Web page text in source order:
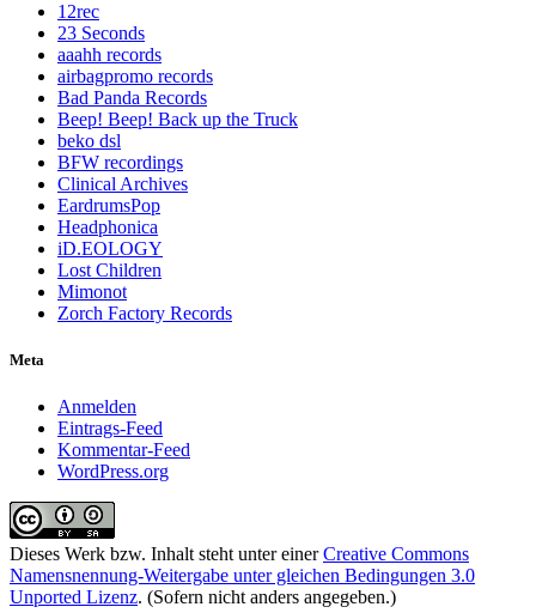
12rec
23 Seconds
aaahh records
airbagpromo records
Bad Panda Records
Beep! Beep! Back up the Truck
beko dsl
BFW recordings
Clinical Archives
EardrumsPop
Headphonica
iD.EOLOGY
Lost Children
Mimonot
Zorch Factory Records
Meta
Anmelden
Eintrags-Feed
Kommentar-Feed
WordPress.org
Dieses Werk bzw. Inhalt steht unter einerCreative Commons
Namensnennung-Weitergabe unter gleichen Bedingungen 3.0
Unported Lizenz. (Sofern nicht anders angegeben.)